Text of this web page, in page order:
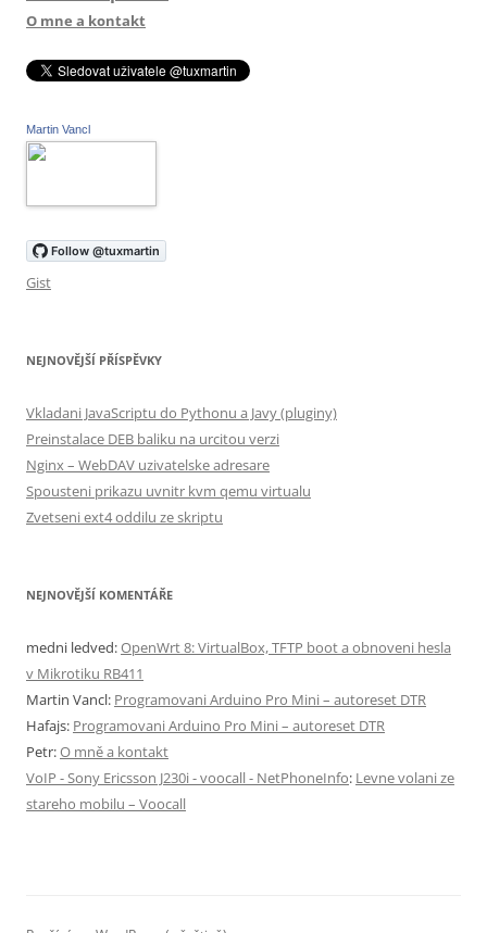
O mne a kontakt
Martin Vancl
Gist
NEJNOVĚJŠÍ PŘÍSPĚVKY
Vkladani JavaScriptu do Pythonu a Javy (pluginy)
Preinstalace DEB baliku na urcitou verzi
Nginx – WebDAV uzivatelske adresare
Spousteni prikazu uvnitr kvm qemu virtualu
Zvetseni ext4 oddilu ze skriptu
NEJNOVĚJŠÍ KOMENTÁŘE
medni ledved:OpenWrt 8: VirtualBox, TFTP boot a obnoveni hesla
v Mikrotiku RB411
Martin Vancl: Programovani Arduino Pro Mini – autoreset DTR
Hafajs: Programovani Arduino Pro Mini – autoreset DTR
Petr:O mně a kontakt
VoIP - Sony Ericsson J230i - voocall - NetPhoneInfo: Levne volani ze
stareho mobilu – Voocall